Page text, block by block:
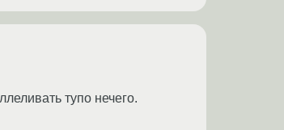
тупо нечего.